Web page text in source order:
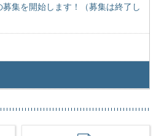
集を開始します！（募集は終了し